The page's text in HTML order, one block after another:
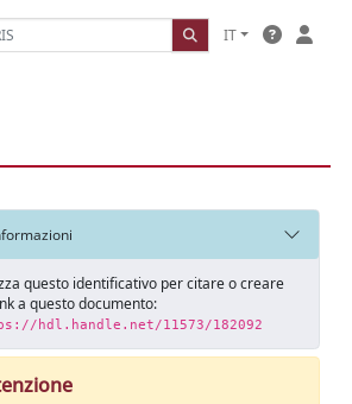
IT
questo identificativo per citare o creare
a questo documento:
hdl.handle.net/11573/182092